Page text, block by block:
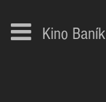
Kino Baník